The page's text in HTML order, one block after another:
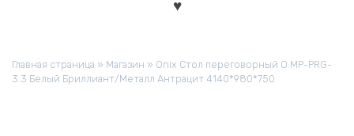
Главная страница » Магазин » Onix Стол переговорный O.MP-PRG-
3.3 Белый Бриллиант/Металл Антрацит 4140*980*750